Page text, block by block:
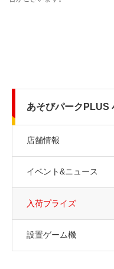
あそびパークPLUS
店舗情報
イベント&ニュース
入荷プライズ
設置ゲーム機